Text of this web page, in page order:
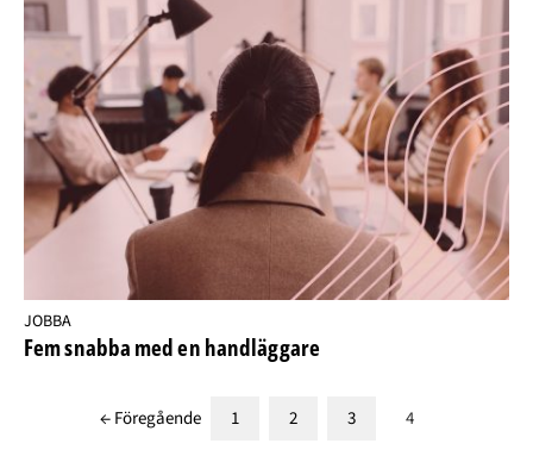
JOBBA
Fem snabba med en handläggare
← Föregående 1 2 3 4